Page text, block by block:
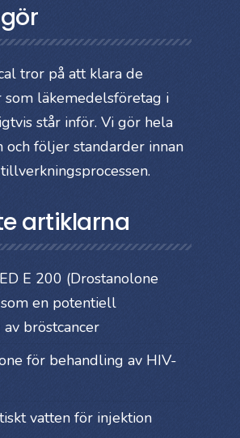
tror på att klara de
som läkemedelsföretag i
står inför. Vi gör hela
och följer standarder innan
artiklarna
E 200 (Drostanolone
en potentiell
bröstcancer
för behandling av HIV-
vatten för injektion